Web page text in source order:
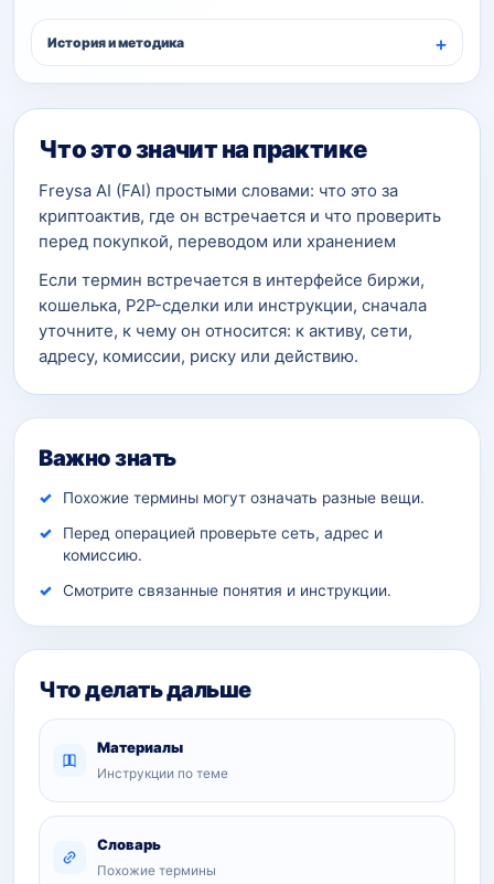
История и методика
Что это значит на практике
Freysa AI (FAI) простыми словами: что это за
криптоактив, где он встречается и что проверить
перед покупкой, переводом или хранением
Если термин встречается в интерфейсе биржи,
кошелька, P2P-сделки или инструкции, сначала
уточните, к чему он относится: к активу, сети,
адресу, комиссии, риску или действию.
Важно знать
Похожие термины могут означать разные вещи.
Перед операцией проверьте сеть, адрес и
комиссию.
Смотрите связанные понятия и инструкции.
Что делать дальше
Материалы
Инструкции по теме
Словарь
Похожие термины